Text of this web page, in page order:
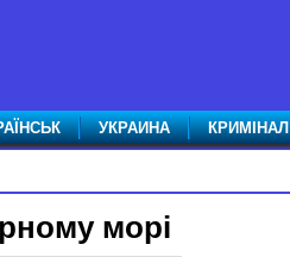
УКРАИНА КРИМІНАЛ
морі